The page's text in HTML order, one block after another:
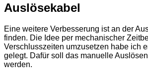
Auslösekabel
Eine weitere Verbesserung ist an der
finden. Die Idee per mechanischer
Verschlusszeiten umzusetzen habe ich
gelegt. Dafür soll das manuelle
werden.